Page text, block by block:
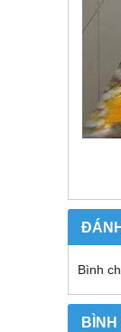
Bình
BÌNH